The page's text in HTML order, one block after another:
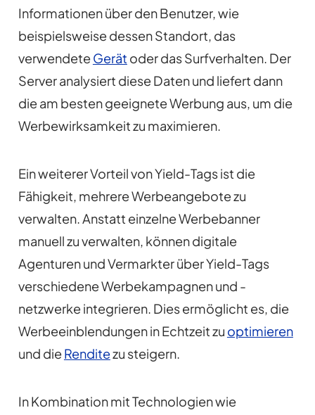
Informationen über den Benutzer, wie
beispielsweise dessen Standort, das
verwendeteGerät oder das Surfverhalten. Der
Server analysiert diese Daten und liefert dann
die am besten geeignete Werbung aus, um die
Werbewirksamkeit zu maximieren.
Ein weiterer Vorteil von Yield-Tags ist die
Fähigkeit, mehrere Werbeangebote zu
verwalten. Anstatt einzelne Werbebanner
manuell zu verwalten, können digitale
Agenturen und Vermarkter über Yield-Tags
verschiedene Werbekampagnen und -
netzwerke integrieren. Dies ermöglicht es, die
Werbeeinblendungen in Echtzeit zu optimieren
und dieRenditezu steigern.
In Kombination mit Technologien wie